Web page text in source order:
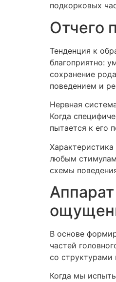
подкорковых
Отчего
Тенденция к
благоприятно:
сохранение
поведением и
Нервная
Когда
пытается к его
любым
схемы
В основе
частей
со структурами
Когда мы